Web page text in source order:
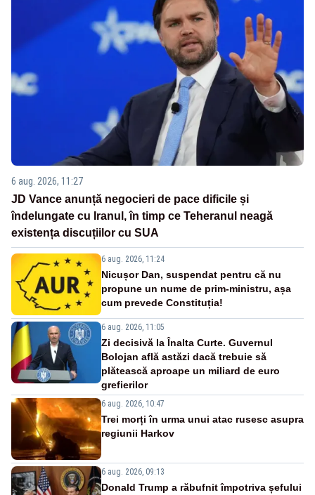
6 aug. 2026, 11:27
JD Vance anunță negocieri de pace dificile și
îndelungate cu Iranul, în timp ce Teheranul neagă
existența discuțiilor cu SUA
6 aug. 2026, 11:24
Nicușor Dan, suspendat pentru că nu
propune un nume de prim-ministru, așa
cum prevede Constituția!
6 aug. 2026, 11:05
Zi decisivă la Înalta Curte. Guvernul
Bolojan află astăzi dacă trebuie să
plătească aproape un miliard de euro
grefierilor
6 aug. 2026, 10:47
Trei morți în urma unui atac rusesc asupra
regiunii Harkov
6 aug. 2026, 09:13
Donald Trump a răbufnit împotriva șefului